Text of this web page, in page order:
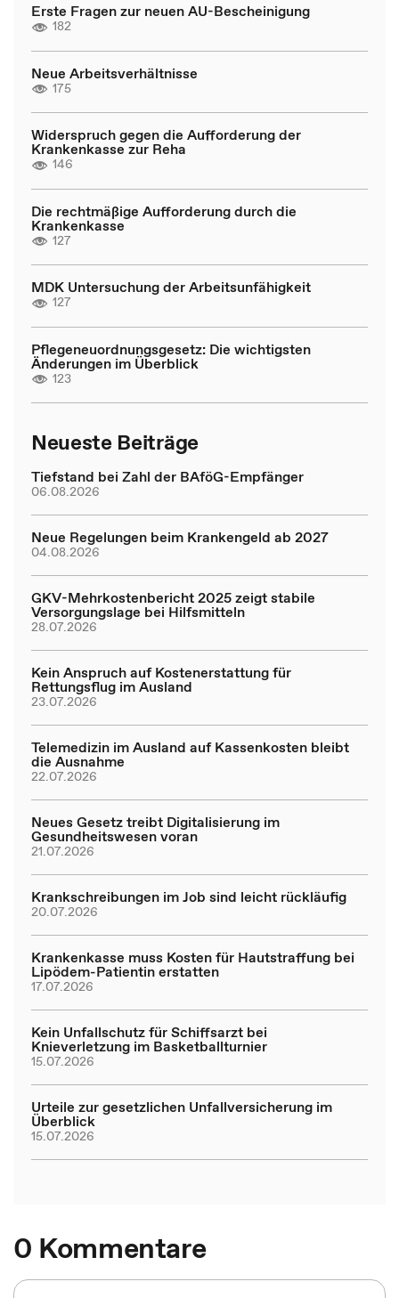
Erste Fragen zur neuen AU-Bescheinigung
182
Neue Arbeitsverhältnisse
175
Widerspruch gegen die Aufforderung der
Krankenkasse zur Reha
146
Die rechtmäßige Aufforderung durch die
Krankenkasse
127
MDK Untersuchung der Arbeitsunfähigkeit
127
Pflegeneuordnungsgesetz: Die wichtigsten
Änderungen im Überblick
123
Neueste Beiträge
Tiefstand bei Zahl der BAföG-Empfänger
06.08.2026
Neue Regelungen beim Krankengeld ab 2027
04.08.2026
GKV-Mehrkostenbericht 2025 zeigt stabile
Versorgungslage bei Hilfsmitteln
28.07.2026
Kein Anspruch auf Kostenerstattung für
Rettungsflug im Ausland
23.07.2026
Telemedizin im Ausland auf Kassenkosten bleibt
die Ausnahme
22.07.2026
Neues Gesetz treibt Digitalisierung im
Gesundheitswesen voran
21.07.2026
Krankschreibungen im Job sind leicht rückläufig
20.07.2026
Krankenkasse muss Kosten für Hautstraffung bei
Lipödem-Patientin erstatten
17.07.2026
Kein Unfallschutz für Schiffsarzt bei
Knieverletzung im Basketballturnier
15.07.2026
Urteile zur gesetzlichen Unfallversicherung im
Überblick
15.07.2026
0 Kommentare